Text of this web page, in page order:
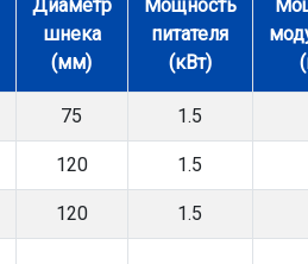
Диаметр
шнека
(мм)
Мощность
питателя
(кВт)
75 1.5
120 1.5
120 1.5